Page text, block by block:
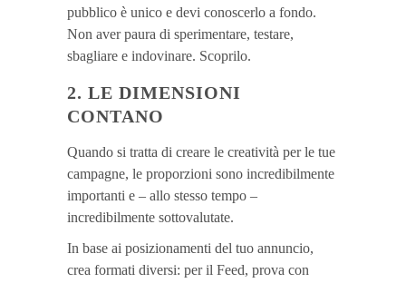
pubblico è unico e devi conoscerlo a fondo.
Non aver paura di sperimentare, testare,
sbagliare e indovinare. Scoprilo.
2. LE DIMENSIONI
CONTANO
Quando si tratta di creare le creatività per le tue
campagne, le proporzioni sono incredibilmente
importanti e – allo stesso tempo –
incredibilmente sottovalutate.
In base ai posizionamenti del tuo annuncio,
crea formati diversi: per il Feed, prova con